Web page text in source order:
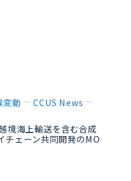
変動
CCUS News
境海上輸送を含む合成
チェーン共同開発のMO